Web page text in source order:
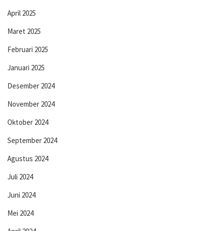
April 2025
Maret 2025
Februari 2025
Januari 2025
Desember 2024
November 2024
Oktober 2024
September 2024
Agustus 2024
Juli 2024
Juni 2024
Mei 2024